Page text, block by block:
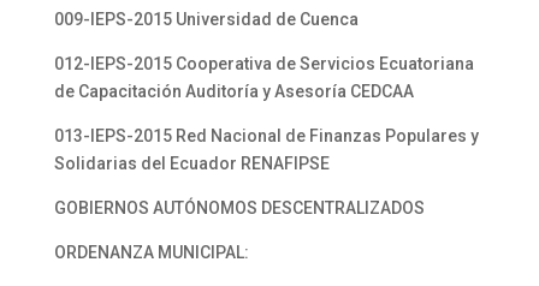
009-IEPS-2015 Universidad de Cuenca
012-IEPS-2015 Cooperativa de Servicios Ecuatoriana
de Capacitación Auditoría y Asesoría CEDCAA
013-IEPS-2015 Red Nacional de Finanzas Populares y
Solidarias del Ecuador RENAFIPSE
GOBIERNOS AUTÓNOMOS DESCENTRALIZADOS
ORDENANZA MUNICIPAL: